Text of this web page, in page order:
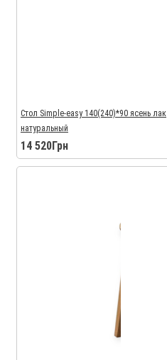
Стол Simple-easy 140(240)*90 ясень лак
натуральный
14 520Грн